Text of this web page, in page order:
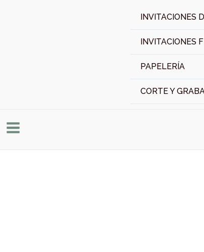
INVITACIONES
INVITACIONES
PAPELERÍA
CORTE Y